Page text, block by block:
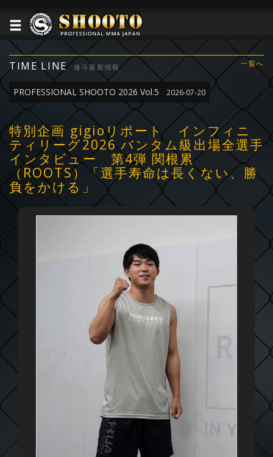
TIME LINE 修斗最新情報 一覧へ
PROFESSIONAL SHOOTO 2026 Vol.5 2026-07-20
特別企画 gigioリポート インフィニ
ティリーグ2026 バンタム級出場全選手
インタビュー 第4弾 関根累
（ROOTS）「選手寿命は長くない、勝
負をかける」